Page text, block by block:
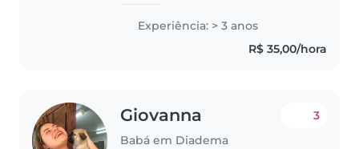
Tenho formação de ensino
médio completo e sou uma
pessoa responsável, paciente e
Experiência: > 3 anos
R$ 35,00/hora
Giovanna
Babá em Diadema
3